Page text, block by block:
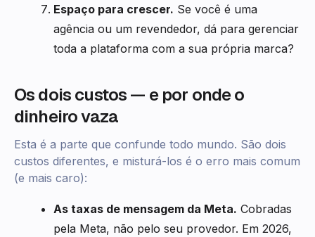
Espaço para crescer. Se você é uma
agência ou um revendedor, dá para gerenciar
toda a plataforma com a sua própria marca?
Os dois custos — e por onde o
dinheiro vaza
Esta é a parte que confunde todo mundo. São dois
custos diferentes, e misturá-los é o erro mais comum
(e mais caro):
As taxas de mensagem da Meta. Cobradas
pela Meta, não pelo seu provedor. Em 2026,